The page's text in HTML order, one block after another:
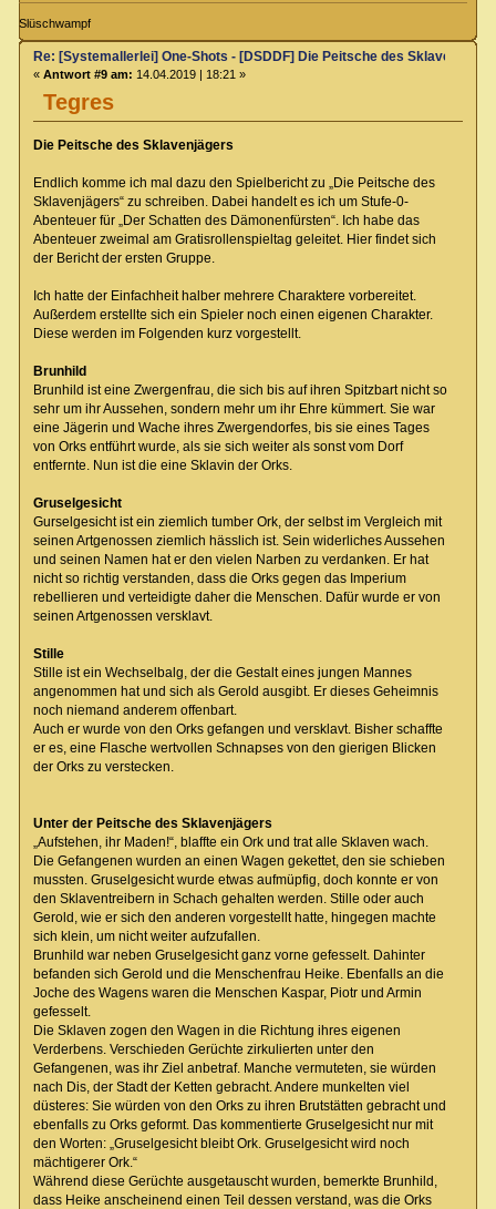
Slüschwampf
Tegres
Re: [Systemallerlei] One-Shots - [DSDDF] Die Peitsche des
« Antwort #9 am: 14.04.2019 | 18:21 »
Die Peitsche des Sklavenjägers
Endlich komme ich mal dazu den Spielbericht zu „Die Peitsche des
Sklavenjägers“ zu schreiben. Dabei handelt es ich um Stufe-0-
Abenteuer für „Der Schatten des Dämonenfürsten“. Ich habe das
Abenteuer zweimal am Gratisrollenspieltag geleitet. Hier findet sich
der Bericht der ersten Gruppe.
Ich hatte der Einfachheit halber mehrere Charaktere vorbereitet.
Außerdem erstellte sich ein Spieler noch einen eigenen Charakter.
Diese werden im Folgenden kurz vorgestellt.
Brunhild
Brunhild ist eine Zwergenfrau, die sich bis auf ihren Spitzbart nicht so
sehr um ihr Aussehen, sondern mehr um ihr Ehre kümmert. Sie war
eine Jägerin und Wache ihres Zwergendorfes, bis sie eines Tages
von Orks entführt wurde, als sie sich weiter als sonst vom Dorf
entfernte. Nun ist die eine Sklavin der Orks.
Gruselgesicht
Gurselgesicht ist ein ziemlich tumber Ork, der selbst im Vergleich mit
seinen Artgenossen ziemlich hässlich ist. Sein widerliches Aussehen
und seinen Namen hat er den vielen Narben zu verdanken. Er hat
nicht so richtig verstanden, dass die Orks gegen das Imperium
rebellieren und verteidigte daher die Menschen. Dafür wurde er von
seinen Artgenossen versklavt.
Stille
Stille ist ein Wechselbalg, der die Gestalt eines jungen Mannes
angenommen hat und sich als Gerold ausgibt. Er dieses Geheimnis
noch niemand anderem offenbart.
Auch er wurde von den Orks gefangen und versklavt. Bisher schaffte
er es, eine Flasche wertvollen Schnapses von den gierigen Blicken
der Orks zu verstecken.
Unter der Peitsche des Sklavenjägers
„Aufstehen, ihr Maden!“, blaffte ein Ork und trat alle Sklaven wach.
Die Gefangenen wurden an einen Wagen gekettet, den sie schieben
mussten. Gruselgesicht wurde etwas aufmüpfig, doch konnte er von
den Sklaventreibern in Schach gehalten werden. Stille oder auch
Gerold, wie er sich den anderen vorgestellt hatte, hingegen machte
sich klein, um nicht weiter aufzufallen.
Brunhild war neben Gruselgesicht ganz vorne gefesselt. Dahinter
befanden sich Gerold und die Menschenfrau Heike. Ebenfalls an die
Joche des Wagens waren die Menschen Kaspar, Piotr und Armin
gefesselt.
Die Sklaven zogen den Wagen in die Richtung ihres eigenen
Verderbens. Verschieden Gerüchte zirkulierten unter den
Gefangenen, was ihr Ziel anbetraf. Manche vermuteten, sie würden
nach Dis, der Stadt der Ketten gebracht. Andere munkelten viel
düsteres: Sie würden von den Orks zu ihren Brutstätten gebracht und
ebenfalls zu Orks geformt. Das kommentierte Gruselgesicht nur mit
den Worten: „Gruselgesicht bleibt Ork. Gruselgesicht wird noch
mächtigerer Ork.“
Während diese Gerüchte ausgetauscht wurden, bemerkte Brunhild,
dass Heike anscheinend einen Teil dessen verstand, was die Orks